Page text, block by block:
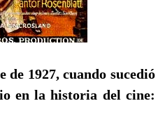
1927, cuando sucedió
en la historia del cine: